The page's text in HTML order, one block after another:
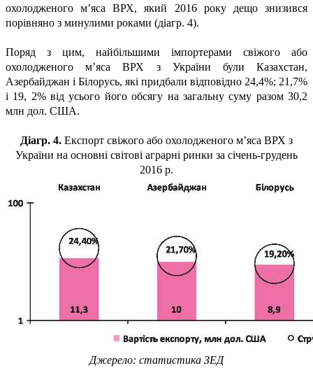
охолодженого м’яса ВРХ, який 2016 року дещо знизився
порівняно з минулими роками (діагр. 4).
Поряд з цим, найбільшими імпортерами свіжого або
охолодженого м’яса ВРХ з України були Казахстан,
Азербайджан і Білорусь, які придбали відповідно 24,4%; 21,7%
і 19, 2% від усього його обсягу на загальну суму разом 30,2
млн дол. США.
Діагр. 4. Експорт свіжого або охолодженого м’яса ВРХ з
України на основні світові аграрні ринки за січень-грудень
2016 р.
Джерело: статистика ЗЕД